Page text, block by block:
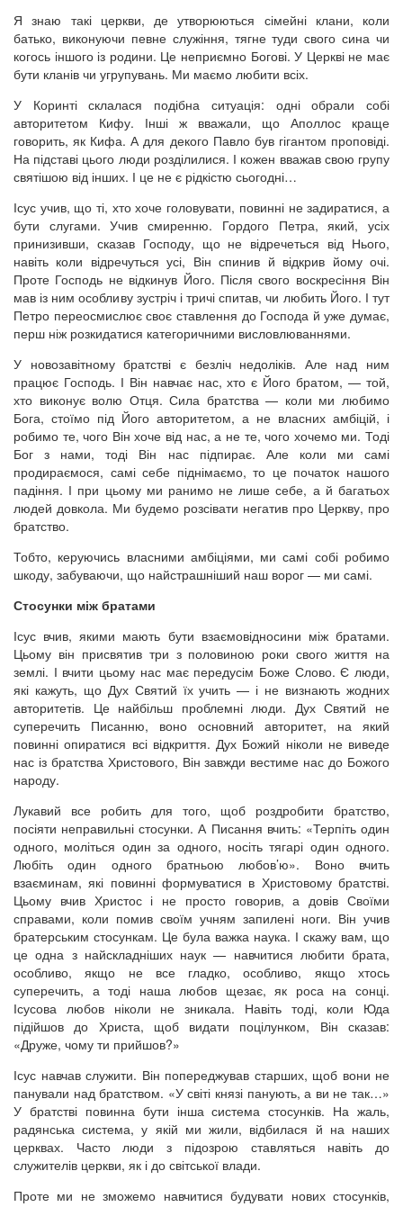
Я знаю такі церкви, де утворюються сімейні клани, коли
батько, виконуючи певне служіння, тягне туди свого сина чи
когось іншого із родини. Це неприємно Богові. У Церкві не має
бути кланів чи угрупувань. Ми маємо любити всіх.
У Коринті склалася подібна ситуація: одні обрали собі
авторитетом Кифу. Інші ж вважали, що Аполлос краще
говорить, як Кифа. А для декого Павло був гігантом проповіді.
На підставі цього люди розділилися. І кожен вважав свою групу
святішою від інших. І це не є рідкістю сьогодні…
Ісус учив, що ті, хто хоче головувати, повинні не задиратися, а
бути слугами. Учив смиренню. Гордого Петра, який, усіх
принизивши, сказав Господу, що не відречеться від Нього,
навіть коли відречуться усі, Він спинив й відкрив йому очі.
Проте Господь не відкинув Його. Після свого воскресіння Він
мав із ним особливу зустріч і тричі спитав, чи любить Його. І тут
Петро переосмислює своє ставлення до Господа й уже думає,
перш ніж розкидатися категоричними висловлюваннями.
У новозавітному братстві є безліч недоліків. Але над ним
працює Господь. І Він навчає нас, хто є Його братом, — той,
хто виконує волю Отця. Сила братства — коли ми любимо
Бога, стоїмо під Його авторитетом, а не власних амбіцій, і
робимо те, чого Він хоче від нас, а не те, чого хочемо ми. Тоді
Бог з нами, тоді Він нас підпирає. Але коли ми самі
продираємося, самі себе піднімаємо, то це початок нашого
падіння. І при цьому ми ранимо не лише себе, а й багатьох
людей довкола. Ми будемо розсівати негатив про Церкву, про
братство.
Тобто, керуючись власними амбіціями, ми самі собі робимо
шкоду, забуваючи, що найстрашніший наш ворог — ми самі.
Стосунки між братами
Ісус вчив, якими мають бути взаємовідносини між братами.
Цьому він присвятив три з половиною роки свого життя на
землі. І вчити цьому нас має передусім Боже Слово. Є люди,
які кажуть, що Дух Святий їх учить — і не визнають жодних
авторитетів. Це найбільш проблемні люди. Дух Святий не
суперечить Писанню, воно основний авторитет, на який
повинні опиратися всі відкриття. Дух Божий ніколи не виведе
нас із братства Христового, Він завжди вестиме нас до Божого
народу.
Лукавий все робить для того, щоб роздробити братство,
посіяти неправильні стосунки. А Писання вчить: «Терпіть один
одного, моліться один за одного, носіть тягарі один одного.
Любіть один одного братньою любов’ю». Воно вчить
взаєминам, які повинні формуватися в Христовому братстві.
Цьому вчив Христос і не просто говорив, а довів Своїми
справами, коли помив своїм учням запилені ноги. Він учив
братерським стосункам. Це була важка наука. І скажу вам, що
це одна з найскладніших наук — навчитися любити брата,
особливо, якщо не все гладко, особливо, якщо хтось
суперечить, а тоді наша любов щезає, як роса на сонці.
Ісусова любов ніколи не зникала. Навіть тоді, коли Юда
підійшов до Христа, щоб видати поцілунком, Він сказав:
«Друже, чому ти прийшов?»
Ісус навчав служити. Він попереджував старших, щоб вони не
панували над братством. «У світі князі панують, а ви не так…»
У братстві повинна бути інша система стосунків. На жаль,
радянська система, у якій ми жили, відбилася й на наших
церквах. Часто люди з підозрою ставляться навіть до
служителів церкви, як і до світської влади.
Проте ми не зможемо навчитися будувати нових стосунків,